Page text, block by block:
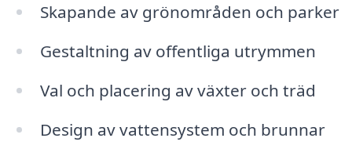
Skapande av grönområden och parker
Gestaltning av offentliga utrymmen
Val och placering av växter och träd
Design av vattensystem och brunnar